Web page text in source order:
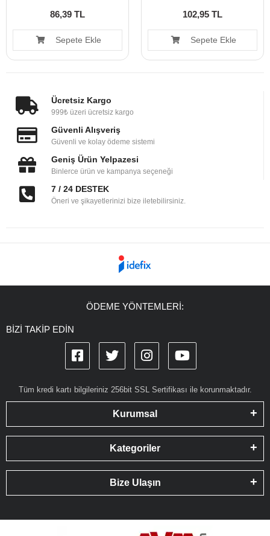
86,39 TL
Sepete Ekle
102,95 TL
Sepete Ekle
Ücretsiz Kargo
999₺ üzeri ücretsiz kargo
Güvenli Alışveriş
Güvenli ve kolay ödeme sistemi
Geniş Ürün Yelpazesi
Binlerce ürün ve kampanya seçeneği
7 / 24 DESTEK
Öneri ve şikayetlerinizi bize iletebilirsiniz.
ÖDEME YÖNTEMLERİ:
BİZİ TAKİP EDİN
Tüm kredi kartı bilgileriniz 256bit SSL Sertifikası ile korunmaktadır.
Kurumsal
Kategoriler
Bize Ulaşın